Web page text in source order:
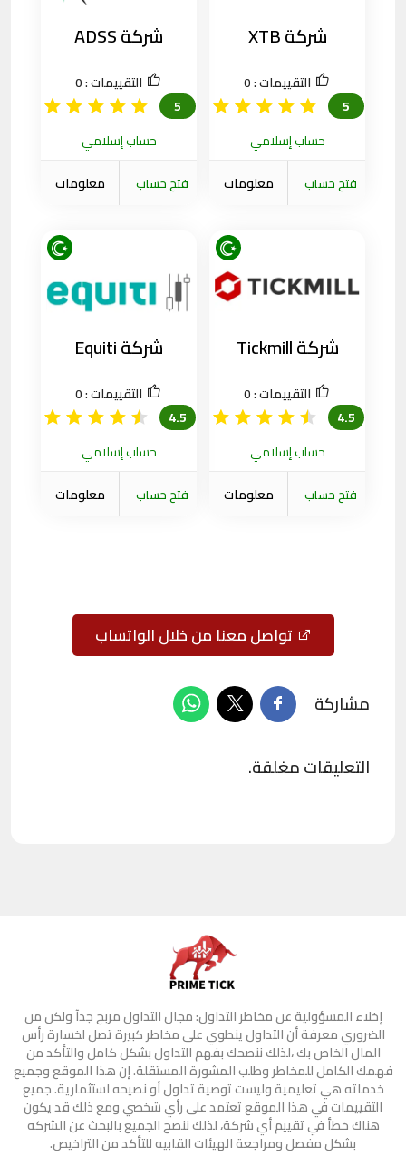
شركة XTB
التقييمات :0
5
حساب إسلامي
فتح حساب
معلومات
شركة ADSS
التقييمات :0
5
حساب إسلامي
فتح حساب
معلومات
شركة Tickmill
التقييمات :0
4.5
حساب إسلامي
فتح حساب
معلومات
شركة Equiti
التقييمات :0
4.5
حساب إسلامي
فتح حساب
معلومات
تواصل معنا من خلال الواتساب
مشاركة
التعليقات مغلقة.
إخلاء المسؤولية عن مخاطر التداول: مجال التداول مربح جدآ ولكن من
الضروري معرفة أن التداول ينطوي على مخاطر كبيرة تصل لخسارة رأس
المال الخاص بك ،لذلك ننصحك بفهم التداول بشكل كامل والتأكد من
فهمك الكامل للمخاطر وطلب المشورة المستقلة. إن هذا الموقع وجميع
خدماته هي تعليمية وليست توصية تداول أو نصيحه استثمارية. جميع
التقييمات في هذا الموقع تعتمد على رأي شخصي ومع ذلك قد يكون
هناك خطأ في تقييم أي شركة، لذلك ننصح الجميع بالبحث عن الشركه
بشكل مفصل ومراجعة الهيئات القابيه للتأكد من التراخيص.